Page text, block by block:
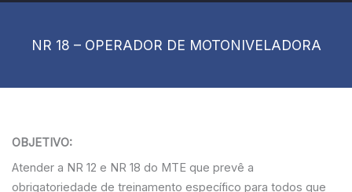
NR 18 – OPERADOR DE MOTONIVELADORA
OBJETIVO:
Atender a NR 12 e NR 18 do MTE que prevê a
obrigatoriedade de treinamento específico para todos que